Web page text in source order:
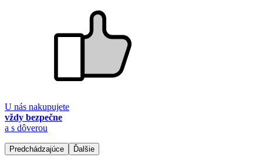
U nás nakupujete
vždy bezpečne
a s dôverou
Predchádzajúce Ďalšie